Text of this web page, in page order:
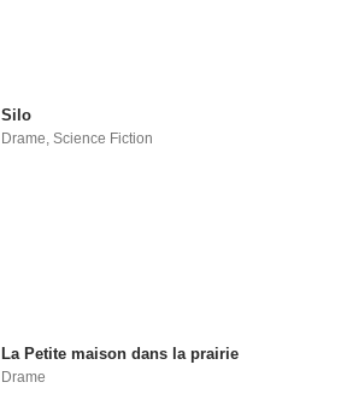
Silo
Drame ,Science Fiction
La Petite maison dans la prairie
Drame